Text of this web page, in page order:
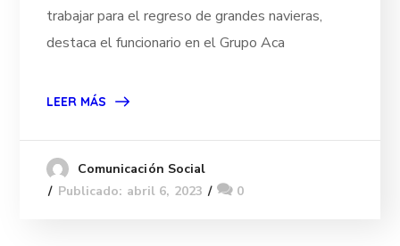
trabajar para el regreso de grandes navieras,
destaca el funcionario en el Grupo Aca
LEER MÁS
Comunicación Social
Publicado: abril 6, 2023
0